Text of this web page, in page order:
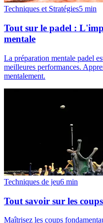
Techniques et Stratégies5 min
Tout sur le padel :
mentale
La préparation mentale padel
meilleures performances.
mentalement.
Techniques de jeu6 min
Tout savoir sur les
Maîtrisez les coups